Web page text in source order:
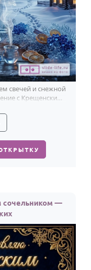
свечей и снежной
с Крещенским
сочельником —